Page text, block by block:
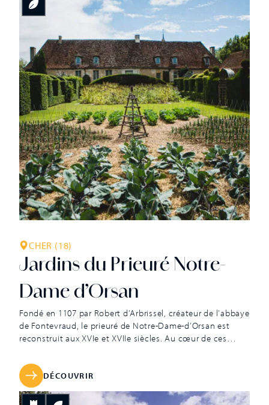
CHER (18)
Jardins du Prieuré Notre-
Dame d’Orsan
Fondé en 1107 par Robert d’Arbrissel, créateur de l’abbaye
de Fontevraud, le prieuré de Notre-Dame-d’Orsan est
reconstruit aux XVIe et XVIIe siècles. Au cœur de ces
d’inspiration médiévale ont été savamment recréés.
L’aventure commence grâce à deux architectes et un
jardinier qui redessinent la forme, la structure et
repensent […]
DÉCOUVRIR